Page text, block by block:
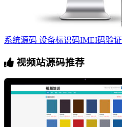
系统源码 设备标识码IMEI码验证
视频站源码推荐